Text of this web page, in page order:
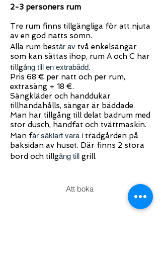
2-3 personers rum
Tre rum finns tillgängliga för att njuta
av en god natts sömn.
Alla rum består av två enkelsängar
som kan sättas ihop, rum A och C har
tillgång till en extrabädd.
Pris 68 € per natt och per rum,
extrasäng + 18 €.
Sängkläder och handdukar
tillhandahålls, sängar är bäddade.
Man har tillgång till delat badrum med
stor dusch, handfat och tvättmaskin.
Man får såklart vara i trädgården på
baksidan av huset. Där finns 2 stora
bord och tillgång till grill.
Att boka